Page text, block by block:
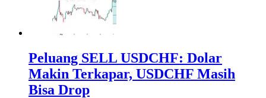
Peluang SELL USDCHF: Dolar
Makin Terkapar, USDCHF Masih
Bisa Drop